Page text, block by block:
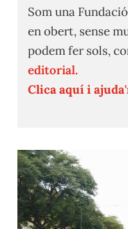
Som una
en obert, sense
podem fer sols,
editorial.
Clica aquí i